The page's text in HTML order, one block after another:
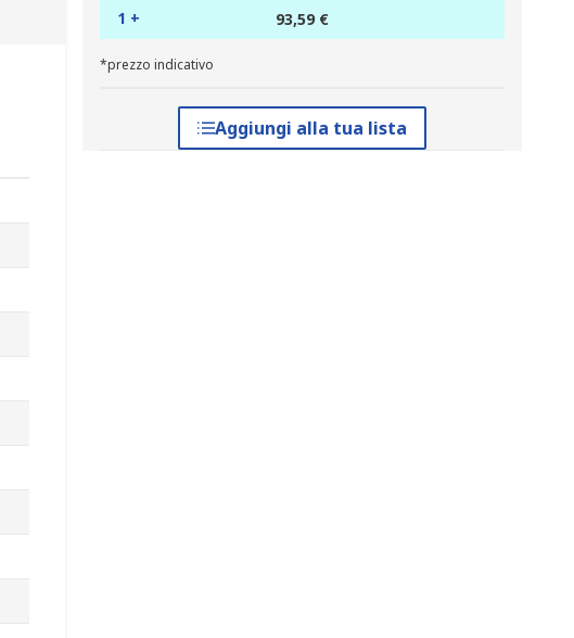
1 + 93,59 €
*prezzo indicativo
Aggiungi alla tua lista